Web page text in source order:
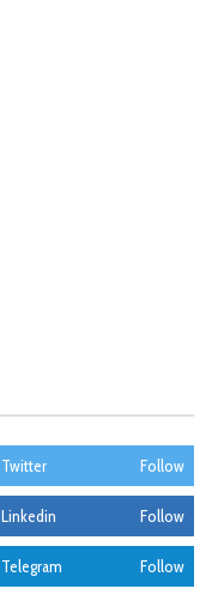
Twitter Follow
Linkedin Follow
Telegram Follow